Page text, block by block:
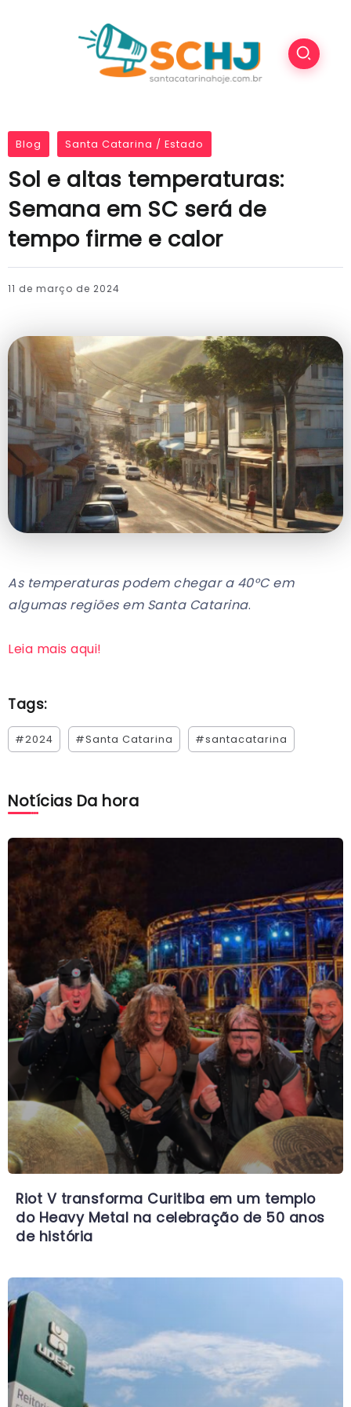
Blog Santa Catarina / Estado
Sol e altas temperaturas:
Semana em SC será de
tempo firme e calor
11 de março de 2024
As temperaturas podem chegar a 40°C em
algumas regiões em Santa Catarina.
Leia mais aqui!
Tags:
#2024 #Santa Catarina #santacatarina
Notícias Da hora
Riot V transforma Curitiba em um templo
do Heavy Metal na celebração de 50 anos
de história